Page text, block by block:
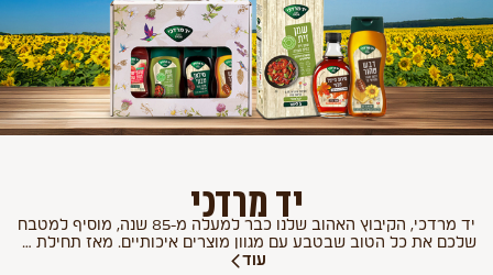
יד מרדכי
יד מרדכי, הקיבוץ האהוב שלנו כבר למעלה מ-85 שנה, מוסיף למטבח
שלכם את כל הטוב שבטבע עם מגוון מוצרים איכותיים. מאז תחילת המלחמה, הקיבוץ עבר תקופה לא פשוטה ומורכבת, אך בזכות כוחות הבטחון ועם ישראל היקר אנחנו מצליחים להשתקם ולהמשיך לספק לכם בכל הארץ את מוצרינו האהובים. התמיכה שלכם – העתיד שלנו!
עוד